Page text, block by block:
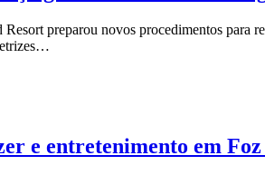
preparou novos procedimentos para
e entretenimento em